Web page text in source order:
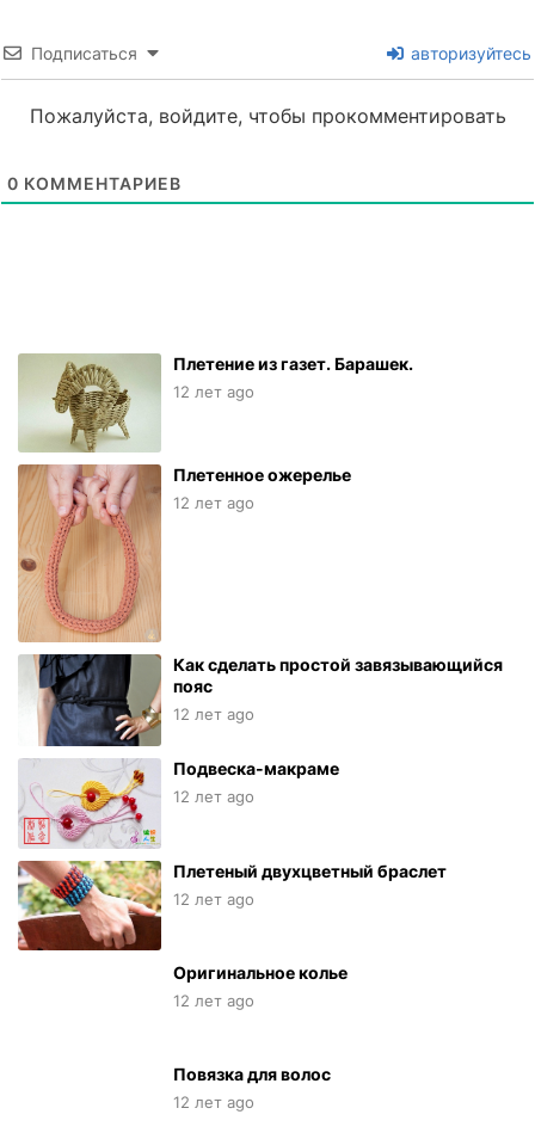
Подписаться авторизуйтесь
Пожалуйста, войдите, чтобы прокомментировать
0 КОММЕНТАРИЕВ
Плетение из газет. Барашек.
12 лет ago
Плетенное ожерелье
12 лет ago
Как сделать простой завязывающийся
пояс
12 лет ago
Подвеска-макраме
12 лет ago
Плетеный двухцветный браслет
12 лет ago
Оригинальное колье
12 лет ago
Повязка для волос
12 лет ago